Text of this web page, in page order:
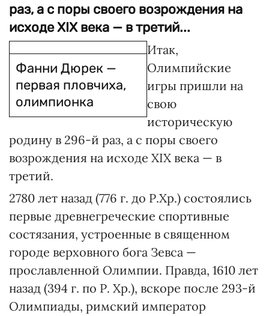
раз, а с поры своего возрождения на
исходе XIX века — в третий...
Фанни Дюрек —
первая пловчиха,
олимпионка
Итак,
Олимпийские
игры пришли на
свою
историческую
родину в 296-й раз, а с поры своего
возрождения на исходе XIX века — в
третий.
2780 лет назад (776 г. до Р.Хр.) состоялись
первые древнегреческие спортивные
состязания, устроенные в священном
городе верховного бога Зевса —
прославленной Олимпии. Правда, 1610 лет
назад (394 г. по Р. Хр.), вскоре после 293-й
Олимпиады, римский император